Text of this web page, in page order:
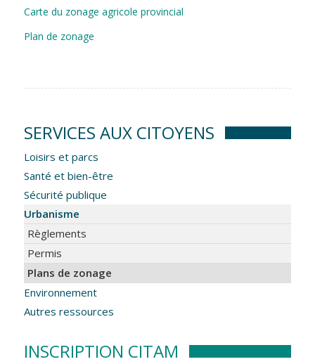
Carte du zonage agricole provincial
Plan de zonage
SERVICES AUX CITOYENS
Loisirs et parcs
Santé et bien-être
Sécurité publique
Urbanisme
Règlements
Permis
Plans de zonage
Environnement
Autres ressources
INSCRIPTION CITAM